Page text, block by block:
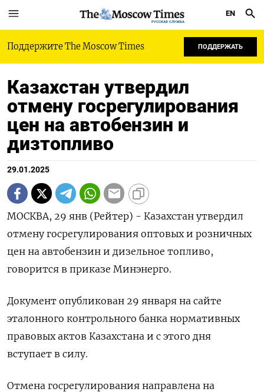
РУССКАЯ СЛУЖБА
EN
Поддержите The Moscow Times ПОДДЕРЖАТЬ
Казахстан утвердил
отмену госрегулирования
цен на автобензин и
дизтопливо
29.01.2025
МОСКВА, 29 янв (Рейтер) - Казахстан утвердил
отмену госрегулирования оптовых и розничных
цен на автобензин и дизельное топливо,
говорится в приказе Минэнерго.
Документ опубликован 29 января на сайте
эталонного контрольного банка нормативных
правовых актов Казахстана и с этого дня
вступает в силу.
Отмена госрегулирования направлена на